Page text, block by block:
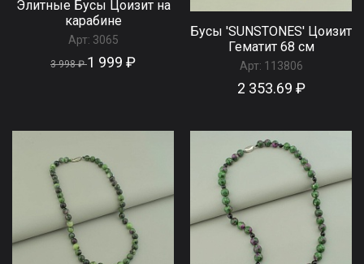
Элитные Бусы Цоизит на
карабине
Арт: 3065
3 998 ₽1 999 ₽
Бусы 'SUNSTONES' Цоизит
Гематит 68 см
Арт: 113806
2 353.69 ₽